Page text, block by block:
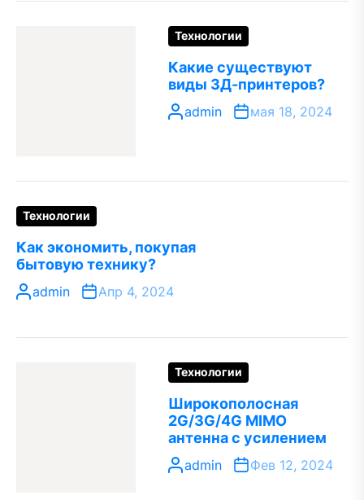
Технологии
Какие существуют
виды 3Д-принтеров?
admin мая 18, 2024
Технологии
Как экономить, покупая
бытовую технику?
admin Апр 4, 2024
Технологии
Широкополосная
2G/3G/4G MIMO
антенна с усилением
admin Фев 12, 2024